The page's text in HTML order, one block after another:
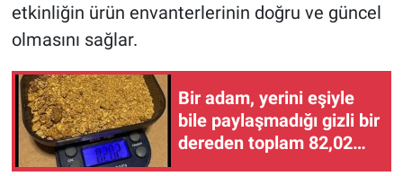
etkinliğin ürün envanterlerinin doğru ve güncel
olmasını sağlar.
Bir adam, yerini eşiyle
bile paylaşmadığı gizli bir
dereden toplam 82,02